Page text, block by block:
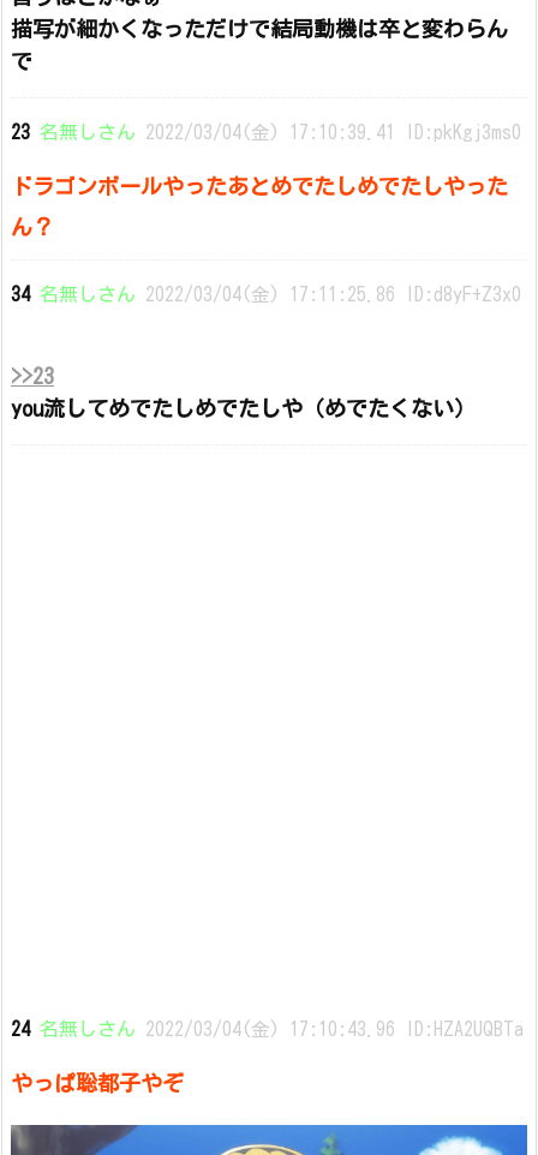
描写が細かくなっただけで結局動機は卒と変わらん
で
23 名無しさん 2022/03/04(金) 17:10:39.41 ID:pkKgj3ms0
ドラゴンボールやったあとめでたしめでたしやった
ん？
34 名無しさん 2022/03/04(金) 17:11:25.86 ID:d8yF+Z3x0
>>23
you流してめでたしめでたしや（めでたくない）
24 名無しさん 2022/03/04(金) 17:10:43.96 ID:HZA2UQBTa
やっぱ聡都子やぞ